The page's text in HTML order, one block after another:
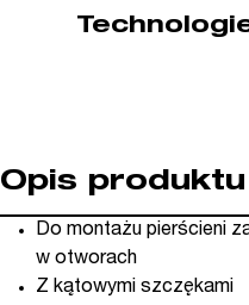
(nr
Opis produktu
Do montażu pierścieni
w otworach
Z kątowymi szczękami